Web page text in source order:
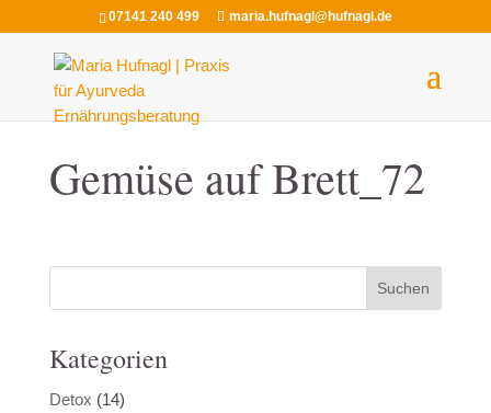
07141 240 499 maria.hufnagl@hufnagl.de
Gemüse auf Brett_72
Kategorien
Detox (14)